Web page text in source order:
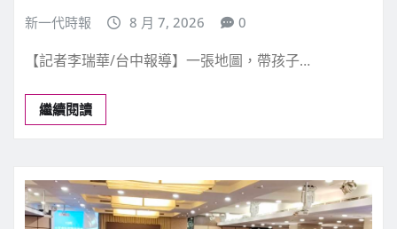
新一代時報 8 月 7, 2026 0
【記者李瑞華/台中報導】一張地圖，帶孩子…
繼續閱讀